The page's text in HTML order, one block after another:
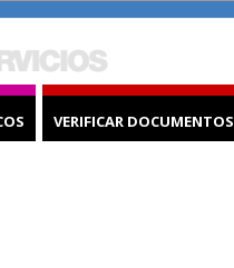
VERIFICAR DOCUMENTOS